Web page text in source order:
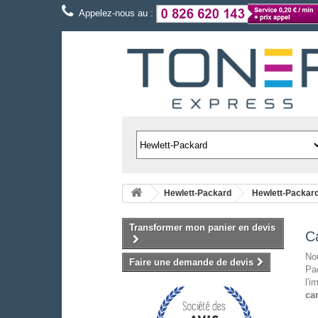
Appelez-nous au :
Hewlett-Packard Hewlett-
Transformer mon panier en devis
Faire une demande de devis